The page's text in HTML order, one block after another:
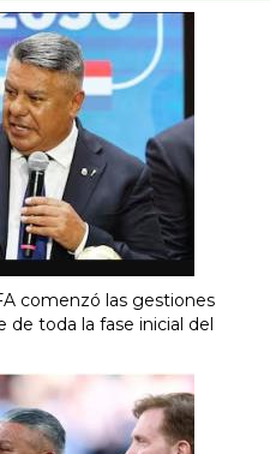
comenzó las gestiones
de toda la fase inicial del